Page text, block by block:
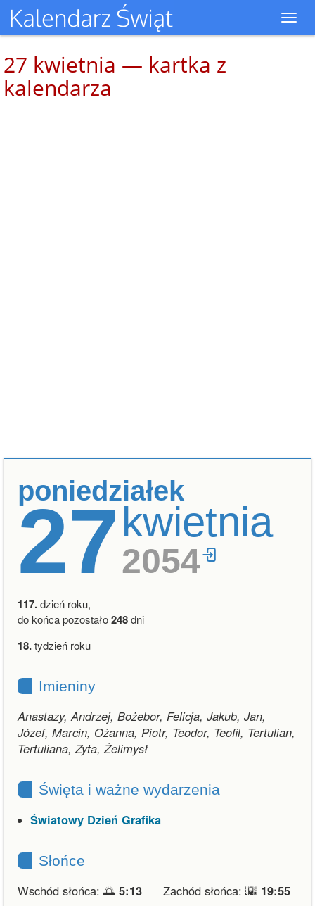
27 kwietnia — kartka z
kalendarza
poniedziałek
27kwietnia
2054
117.dzień roku,
do końca pozostało248dni
18.tydzień roku
Imieniny
Anastazy, Andrzej, Bożebor, Felicja, Jakub, Jan,
Józef, Marcin, Ożanna, Piotr, Teodor, Teofil, Tertulian,
Tertuliana, Zyta, Żelimysł
Święta i ważne wydarzenia
Światowy Dzień Grafika
Słońce
Wschód słońca: 🌅 5:13 Zachód słońca: 🌇 19:55